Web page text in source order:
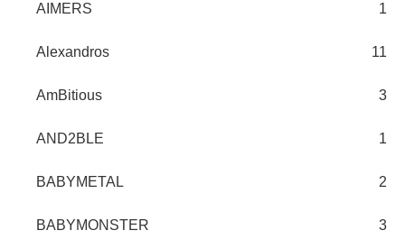
AIMERS 1
Alexandros 11
AmBitious 3
AND2BLE 1
BABYMETAL 2
BABYMONSTER 3